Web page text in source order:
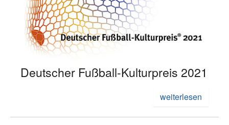
Deutscher Fußball-Kulturpreis 2021
weiterlesen